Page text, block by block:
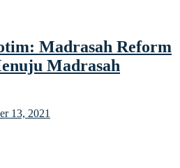
Madrasah Reform
Madrasah
13, 2021